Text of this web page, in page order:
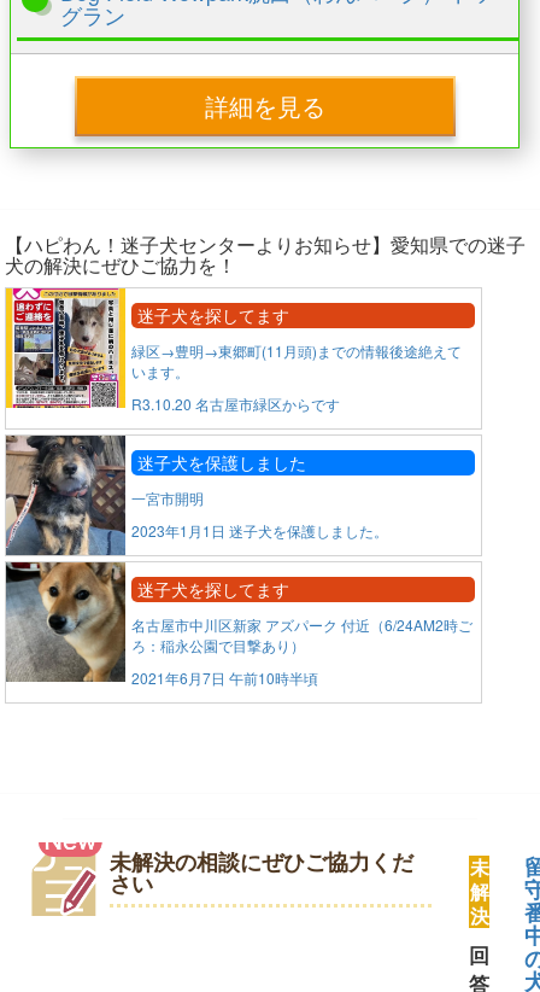
グラン
詳細を見る
【ハピわん！迷子犬センターよりお知らせ】愛知県での迷子
犬の解決にぜひご協力を！
迷子犬を探してます
緑区→豊明→東郷町(11月頭)までの情報後途絶えて
います。
R3.10.20 名古屋市緑区からです
迷子犬を保護しました
一宮市開明
2023年1月1日 迷子犬を保護しました。
迷子犬を探してます
名古屋市中川区新家 アズパーク 付近（6/24AM2時ご
ろ：稲永公園で目撃あり）
2021年6月7日 午前10時半頃
未解決の相談にぜひご協力くだ
さい
未
解
決
回
答